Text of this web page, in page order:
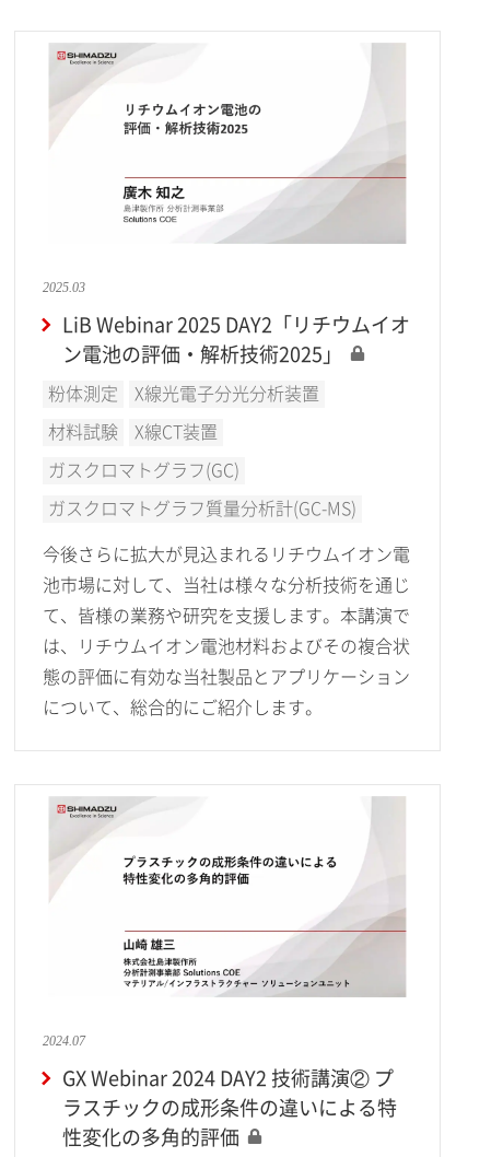
2025.03
LiB Webinar 2025 DAY2「リチウムイオ
ン電池の評価・解析技術2025」
粉体測定 X線光電子分光分析装置
材料試験 X線CT装置
ガスクロマトグラフ(GC)
ガスクロマトグラフ質量分析計(GC-MS)
今後さらに拡大が見込まれるリチウムイオン電
池市場に対して、当社は様々な分析技術を通じ
て、皆様の業務や研究を支援します。本講演で
は、リチウムイオン電池材料およびその複合状
態の評価に有効な当社製品とアプリケーション
について、総合的にご紹介します。
2024.07
GX Webinar 2024 DAY2 技術講演② プ
ラスチックの成形条件の違いによる特
性変化の多角的評価